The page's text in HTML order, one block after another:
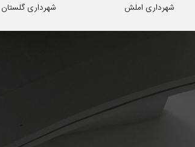
شهرداری گلستان شهرداری املش